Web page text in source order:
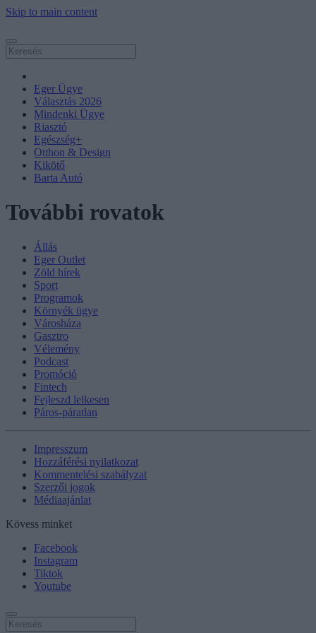
Skip to main content
Eger Ügye
Választás 2026
Mindenki Ügye
Riasztó
Egészség+
Otthon & Design
Kikötő
Barta Autó
További rovatok
Állás
Eger Outlet
Zöld hírek
Sport
Programok
Környék ügye
Városháza
Gasztro
Vélemény
Podcast
Promóció
Fintech
Fejleszd lelkesen
Páros-páratlan
Impresszum
Hozzáférési nyilatkozat
Kommentelési szabályzat
Szerzői jogok
Médiaajánlat
Kövess minket
Facebook
Instagram
Tiktok
Youtube